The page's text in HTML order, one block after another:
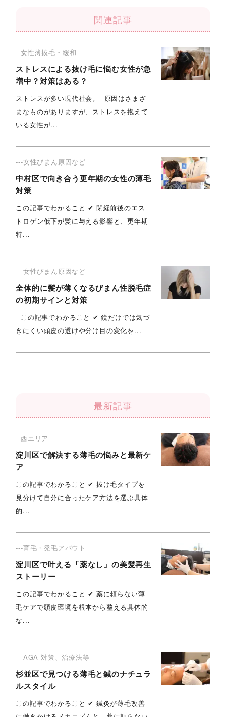
関連記事
--女性薄抜毛・緩和
ストレスによる抜け毛に悩む女性が急
増中？対策はある？
ストレスが多い現代社会。 原因はさまざ
まなものがありますが、ストレスを抱えて
いる女性が...
---女性びまん原因など
中村区で向き合う更年期の女性の薄毛
対策
この記事でわかること ✔︎ 閉経前後のエス
トロゲン低下が髪に与える影響と、更年期
特...
---女性びまん原因など
全体的に髪が薄くなるびまん性脱毛症
の初期サインと対策
この記事でわかること ✔ 鏡だけでは気づ
きにくい頭皮の透けや分け目の変化を...
最新記事
--西エリア
淀川区で解決する薄毛の悩みと最新ケ
ア
この記事でわかること ✔︎ 抜け毛タイプを
見分けて自分に合ったケア方法を選ぶ具体
的...
---育毛・発毛アバウト
淀川区で叶える「薬なし」の美髪再生
ストーリー
この記事でわかること ✔︎ 薬に頼らない薄
毛ケアで頭皮環境を根本から整える具体的
な...
---AGA-対策、治療法等
杉並区で見つける薄毛と鍼のナチュラ
ルスタイル
この記事でわかること ✔︎ 鍼灸が薄毛改善